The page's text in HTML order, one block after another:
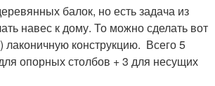
балок, но есть задача из
навес к дому. То можно сделать вот
конструкцию. Всего 5
опорных столбов + 3 для несущих